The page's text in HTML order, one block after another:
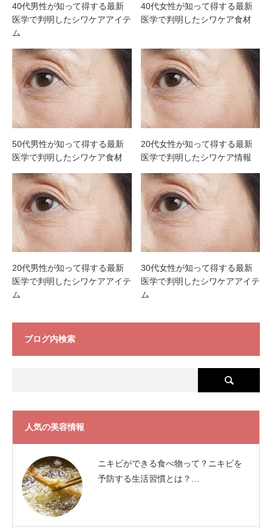
40代男性が知って得する最新
医学で判明したシワケアアイテ
ム
40代女性が知って得する最新
医学で判明したシワケア食材
50代男性が知って得する最新
医学で判明したシワケア食材
20代女性が知って得する最新
医学で判明したシワケア情報
20代男性が知って得する最新
医学で判明したシワケアアイテ
ム
30代女性が知って得する最新
医学で判明したシワケアアイテ
ム
ブログ内検索
人気の美容情報
ニキビができる食べ物って？ニキビを
予防する生活習慣とは？…